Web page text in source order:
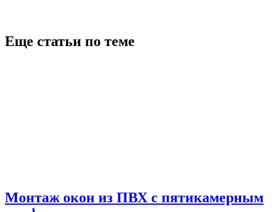
Еще статьи по теме
Монтаж окон из ПВХ с пятикамерным